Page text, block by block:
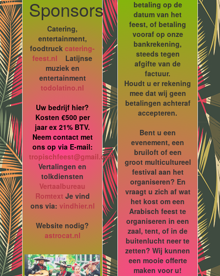
Sponsors
Catering,
entertainment,
foodtruck catering-
feest.nl Latijnse
muziek en
entertainment
todolatino.nl
Uw bedrijf hier?
Kosten €500 per
jaar ex 21% BTV.
Neem contact met
ons op via E-mail:
tropischfeest@gmail.com
Vertalingen en
tolkdiensten
Vertaalbureau
Romtext Je vind
ons via: vindhier.nl
Website nodig?
astrocat.nl
betaling op de
datum van het
feest, of betaling
vooraf op onze
bankrekening,
steeds tegen
afgifte van de
factuur.
Houdt u er rekening
mee dat wij geen
betalingen achteraf
accepteren.
Bent u een
evenement, een
bruiloft of een
groot multicultureel
festival aan het
organiseren? En
vraagt u zich af wat
het kost om een
Arabisch feest te
organiseren in een
zaal, tent, of in de
buitenlucht neer te
zetten? Wij kunnen
een mooie offerte
maken voor u!